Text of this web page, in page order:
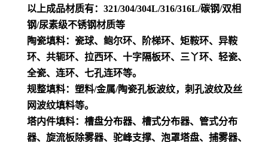
以上成品材质有：321/304/304L/316/316L/碳钢/双相
钢/尿素级不锈钢材质等
陶瓷填料：瓷球、鲍尔环、阶梯环、矩鞍环、异鞍
环、共轭环、拉西环、十字隔板环、三丫环、轻瓷、
全瓷、连环、七孔连环等。
规整填料：塑料/金属/陶瓷孔板波纹，刺孔波纹及丝
网波纹填料等。
塔内件填料：槽盘分布器、槽式分布器、管式分布
器、旋流板除雾器、驼峰支撑、泡罩塔盘、捕雾器、